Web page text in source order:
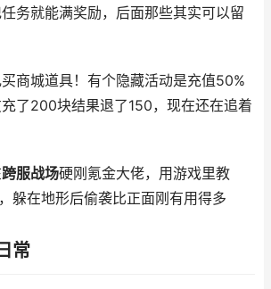
务就能满奖励，后面那些其实可以留
商城道具！有个隐藏活动是充值50%
了200块结果退了150，现在还在追着
跨服战场硬刚氪金大佬，用游戏里教
躲在地形后偷袭比正面刚有用得多
常